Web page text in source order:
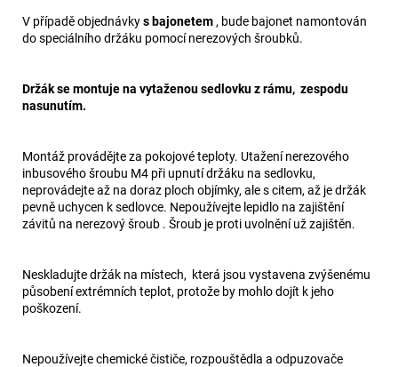
V případě objednávkys bajonetem , bude bajonet namontován
do speciálního držáku pomocí nerezových šroubků.
Držák se montuje na vytaženou sedlovku z rámu, zespodu
nasunutím.
Montáž provádějte za pokojové teploty. Utažení nerezového
inbusového šroubu M4 při upnutí držáku na sedlovku,
neprovádejte až na doraz ploch objímky, ale s citem, až je držák
pevně uchycen k sedlovce. Nepoužívejte lepidlo na zajištění
závitů na nerezový šroub . Šroub je proti uvolnění už zajištěn.
Neskladujte držák na místech, která jsou vystavena zvýšenému
působení extrémních teplot, protože by mohlo dojít k jeho
poškození.
Nepoužívejte chemické čističe, rozpouštědla a odpuzovače